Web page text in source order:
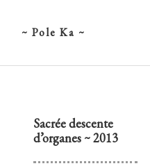
~ Pole Ka ~
Sacrée descente
d’organes ~ 2013